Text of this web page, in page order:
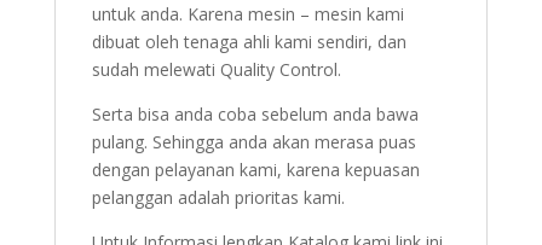
untuk anda. Karena mesin – mesin kami
dibuat oleh tenaga ahli kami sendiri, dan
sudah melewati Quality Control.
Serta bisa anda coba sebelum anda bawa
pulang. Sehingga anda akan merasa puas
dengan pelayanan kami, karena kepuasan
pelanggan adalah prioritas kami.